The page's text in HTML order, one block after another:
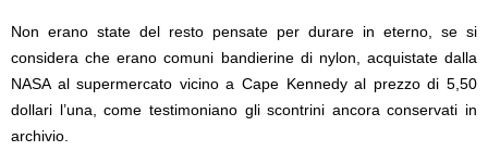
Non erano state del resto pensate per durare in eterno, se si
considera che erano comuni bandierine di nylon, acquistate dalla
NASA al supermercato vicino a Cape Kennedy al prezzo di 5,50
dollari l’una, come testimoniano gli scontrini ancora conservati in
archivio.